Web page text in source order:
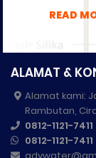
READ
ALAMAT &
Alamat kami:
Rambutan,
0812-1121-7411
0812-1121-7411